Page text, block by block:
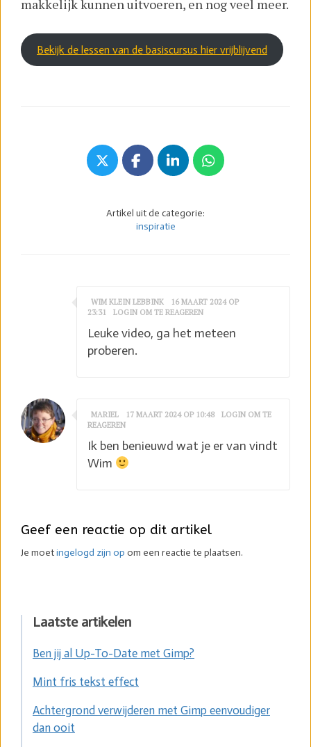
makkelijk kunnen uitvoeren, en nog veel meer.
Bekijk de lessen van de basiscursus hier vrijblijvend
Artikel uit de categorie:
inspiratie
WIM KLEIN LEBBINK
16 MAART 2024 OP
23:31
LOGIN OM TE REAGEREN
Leuke video, ga het meteen
proberen.
MARIEL 17 MAART 2024 OP 10:48
LOGIN OM TE
REAGEREN
Ik ben benieuwd wat je er van vindt
Wim
Geef een reactie op dit artikel
Je moetingelogd zijn op om een reactie te plaatsen.
Laatste artikelen
Ben jij al Up-To-Date met Gimp?
Mint fris tekst effect
Achtergrond verwijderen met Gimp eenvoudiger
dan ooit